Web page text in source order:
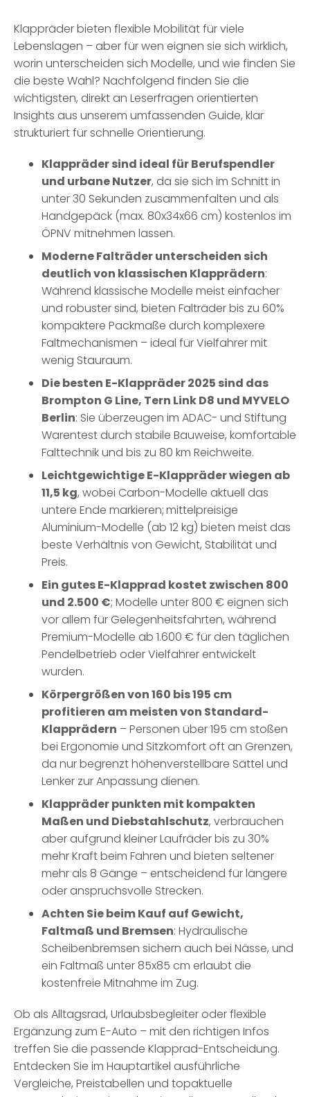
Klappräder bieten flexible Mobilität für viele
Lebenslagen – aber für wen eignen sie sich wirklich,
worin unterscheiden sich Modelle, und wie finden Sie
die beste Wahl? Nachfolgend finden Sie die
wichtigsten, direkt an Leserfragen orientierten
Insights aus unserem umfassenden Guide, klar
strukturiert für schnelle Orientierung.
Klappräder sind ideal für Berufspendler
und urbane Nutzer, da sie sich im Schnitt in
unter 30 Sekunden zusammenfalten und als
Handgepäck (max. 80x34x66 cm) kostenlos im
ÖPNV mitnehmen lassen.
Moderne Falträder unterscheiden sich
deutlich von klassischen Klapprädern:
Während klassische Modelle meist einfacher
und robuster sind, bieten Falträder bis zu 60%
kompaktere Packmaße durch komplexere
Faltmechanismen – ideal für Vielfahrer mit
wenig Stauraum.
Die besten E-Klappräder 2025 sind das
Brompton G Line, Tern Link D8 und MYVELO
Berlin: Sie überzeugen im ADAC- und Stiftung
Warentest durch stabile Bauweise, komfortable
Falttechnik und bis zu 80 km Reichweite.
Leichtgewichtige E-Klappräder wiegen ab
11,5 kg, wobei Carbon-Modelle aktuell das
untere Ende markieren;mittelpreisige
Aluminium-Modelle (ab 12 kg) bieten meist das
beste Verhältnis von Gewicht, Stabilität und
Preis.
Ein gutes E-Klapprad kostet zwischen 800
und 2.500 €; Modelle unter 800 € eignen sich
vor allem für Gelegenheitsfahrten, während
Premium-Modelle ab 1.600 € für den täglichen
Pendelbetrieb oder Vielfahrer entwickelt
wurden.
Körpergrößen von 160 bis 195 cm
profitieren am meisten von Standard-
Klapprädern – Personen über 195 cm stoßen
bei Ergonomie und Sitzkomfort oft an Grenzen,
da nur begrenzt höhenverstellbare Sättel und
Lenker zur Anpassung dienen.
Klappräder punkten mit kompakten
Maßen und Diebstahlschutz, verbrauchen
aber aufgrund kleiner Laufräder bis zu 30%
mehr Kraft beim Fahren und bieten seltener
mehr als 8 Gänge – entscheidend für längere
oder anspruchsvolle Strecken.
Achten Sie beim Kauf auf Gewicht,
Faltmaß und Bremsen: Hydraulische
Scheibenbremsen sichern auch bei Nässe, und
ein Faltmaß unter 85x85 cm erlaubt die
kostenfreie Mitnahme im Zug.
Ob als Alltagsrad, Urlaubsbegleiter oder flexible
Ergänzung zum E-Auto – mit den richtigen Infos
treffen Sie die passende Klapprad-Entscheidung.
Entdecken Sie im Hauptartikel ausführliche
Vergleiche, Preistabellen und topaktuelle